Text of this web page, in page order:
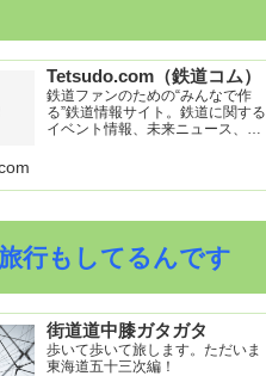
Tetsudo.com（鉄道コム）
鉄道ファンのための“みんなで作
る”鉄道情報サイト。鉄道に関する
イベント情報、未来ニュース、車
ク集や、参加型ゲーム「駅つなゲ
行もしてるんです
街道道中膝ガタガタ
歩いて歩いて旅します。ただいま
東海道五十三次編！